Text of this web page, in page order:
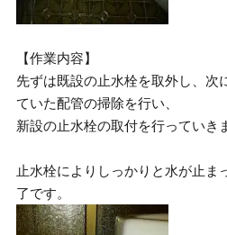
【作業内容】
先ずは既設の止水栓を取外し、次
ていた配管の掃除を行い、
新設の止水栓の取付を行っていき
止水栓によりしっかりと水が止ま
了です。